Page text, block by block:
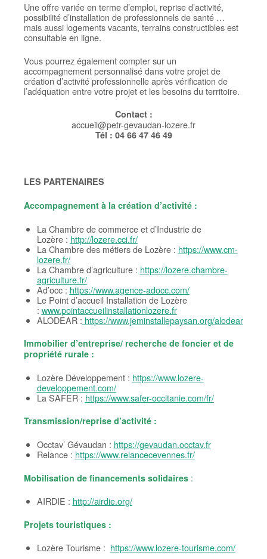
Une offre variée en terme d’emploi, reprise d’activité,
possibilité d’installation de professionnels de santé …
mais aussi logements vacants, terrains constructibles est
consultable en ligne.
Vous pourrez également compter sur un
accompagnement personnalisé dans votre projet de
création d’activité professionnelle après vérification de
l’adéquation entre votre projet et les besoins du territoire.
Contact :
accueil@petr-gevaudan-lozere.fr
Tél : 04 66 47 46 49
LES PARTENAIRES
Accompagnement à la création d’activité :
La Chambre de commerce et d’Industrie de
Lozère : http://lozere.cci.fr/
La Chambre des métiers de Lozère : https://www.cm-
lozere.fr/
La Chambre d’agriculture : https://lozere.chambre-
agriculture.fr/
Ad’occ : https://www.agence-adocc.com/
Le Point d’accueil Installation de Lozère
: www.pointaccueilinstallationlozere.fr
ALODEAR : https://www.jeminstallepaysan.org/alodear
Immobilier d’entreprise/ recherche de foncier et de
propriété rurale :
Lozère Développement : https://www.lozere-
developpement.com/
La SAFER : https://www.safer-occitanie.com/fr/
Transmission/reprise d’activité :
Occtav’ Gévaudan : https://gevaudan.occtav.fr
Relance : https://www.relancecevennes.fr/
Mobilisation de financements solidaires :
AIRDIE : http://airdie.org/
Projets touristiques :
Lozère Tourisme : https://www.lozere-tourisme.com/